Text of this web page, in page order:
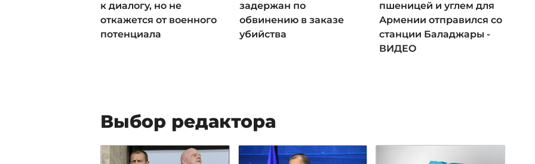
к диалогу, но не
откажется от военного
потенциала
задержан по
обвинению в заказе
убийства
пшеницей и углем для
Армении отправился со
станции Баладжары -
ВИДЕО
Выбор редактора